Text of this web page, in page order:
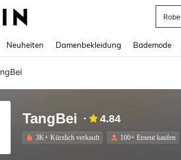
Robe
Neuheiten Damenbekleidung Bademode
TangBei 4.84
3K+ Kürzlich verkauft 100+ Erneut kaufen